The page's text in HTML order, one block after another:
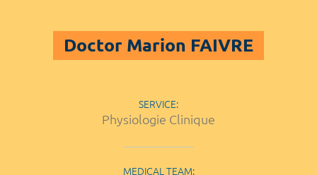
Doctor Marion FAIVRE
SERVICE:
Physiologie Clinique
MEDICAL TEAM: